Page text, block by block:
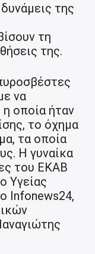
της
τη
της.
να
οποία ήταν
το όχημα
τα οποία
Η γυναίκα
του ΕΚΑΒ
Υγείας
Infonews24,